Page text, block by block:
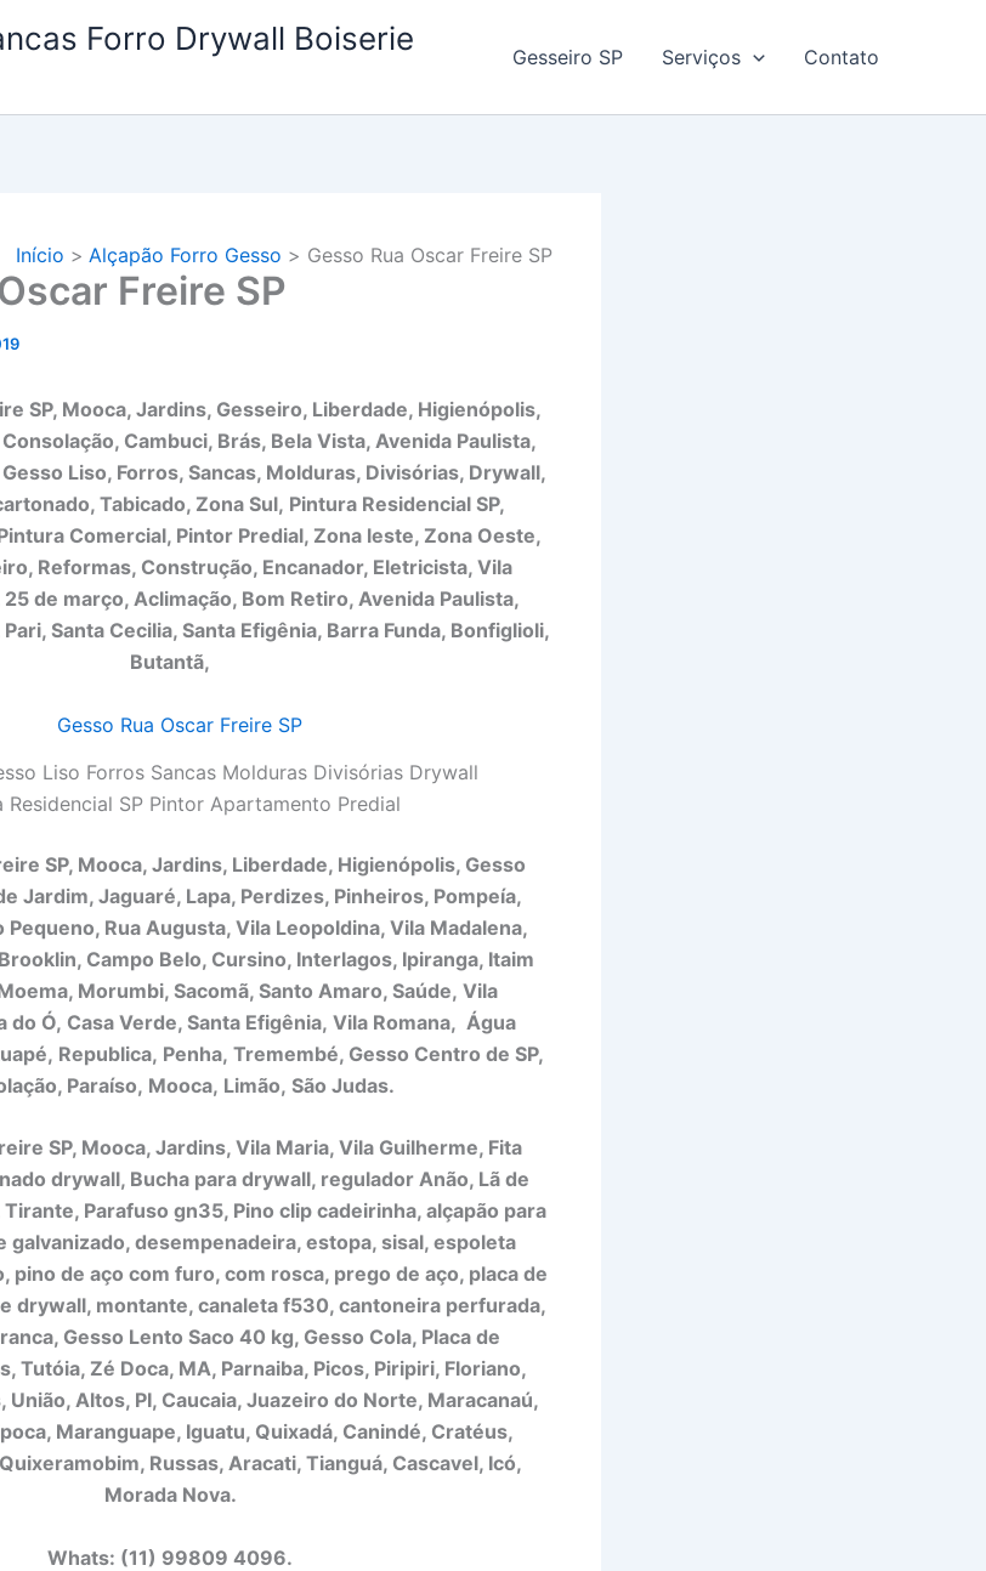
Forro Drywall Boiserie
Gesseiro SP Serviços Contato
Início Alçapão Forro Gesso Gesso Rua Oscar Freire SP
Freire SP
SP, Mooca, Jardins, Gesseiro, Liberdade, Higienópolis,
Cambuci, Brás, Bela Vista, Avenida Paulista,
Liso, Forros, Sancas, Molduras, Divisórias, Drywall,
Tabicado, Zona Sul, Pintura Residencial SP,
Comercial, Pintor Predial, Zona leste, Zona Oeste,
Reformas, Construção, Encanador, Eletricista, Vila
25 de março, Aclimação, Bom Retiro, Avenida Paulista,
Santa Cecilia, Santa Efigênia, Barra Funda, Bonfiglioli,
Butantã,
Liso Forros Sancas Molduras Divisórias Drywall
Residencial SP Pintor Apartamento Predial
SP, Mooca, Jardins, Liberdade, Higienópolis, Gesso
Jardim, Jaguaré, Lapa, Perdizes, Pinheiros, Pompeía,
Pequeno, Rua Augusta, Vila Leopoldina, Vila Madalena,
Campo Belo, Cursino, Interlagos, Ipiranga, Itaim
Morumbi, Sacomã, Santo Amaro, Saúde, Vila
do Ó, Casa Verde, Santa Efigênia, Vila Romana, Água
Republica, Penha, Tremembé, Gesso Centro de SP,
Paraíso, Mooca, Limão, São Judas.
SP, Mooca, Jardins, Vila Maria, Vila Guilherme, Fita
drywall, Bucha para drywall, regulador Anão, Lã de
Parafuso gn35, Pino clip cadeirinha, alçapão para
galvanizado, desempenadeira, estopa, sisal, espoleta
pino de aço com furo, com rosca, prego de aço, placa de
drywall, montante, canaleta f530, cantoneira perfurada,
Gesso Lento Saco 40 kg, Gesso Cola, Placa de
Tutóia, Zé Doca, MA, Parnaiba, Picos, Piripiri, Floriano,
União, Altos, PI, Caucaia, Juazeiro do Norte, Maracanaú,
Maranguape, Iguatu, Quixadá, Canindé, Cratéus,
Russas, Aracati, Tianguá, Cascavel, Icó,
Morada Nova.
Whats: (11) 99809 4096.